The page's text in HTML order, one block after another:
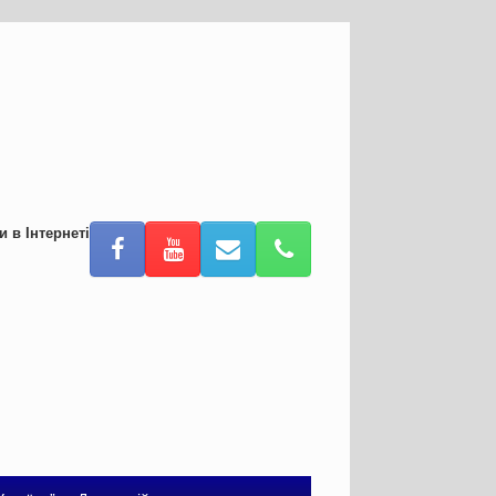
в Інтернеті